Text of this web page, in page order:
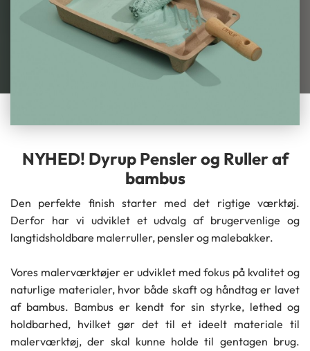
NYHED! Dyrup Pensler og Ruller af
bambus
Den perfekte finish starter med det rigtige værktøj.
Derfor har vi udviklet et udvalg af brugervenlige og
langtidsholdbare malerruller, pensler og malebakker.
Vores malerværktøjer er udviklet med fokus på kvalitet og
naturlige materialer, hvor både skaft og håndtag er lavet
af bambus. Bambus er kendt for sin styrke, lethed og
holdbarhed, hvilket gør det til et ideelt materiale til
malerværktøj, der skal kunne holde til gentagen brug.